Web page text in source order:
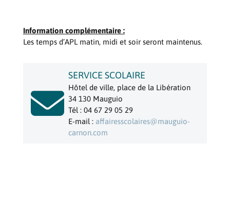
Information complémentaire :
Les temps d’APL matin, midi et soir seront maintenus.

SERVICE SCOLAIRE
Hôtel de ville, place de la Libération
34 130 Mauguio
Tél : 04 67 29 05 29
E-mail : affairesscolaires@mauguio-
carnon.com